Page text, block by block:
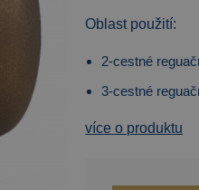
Oblast použití:
2-cestné
3-cestné
více o produktu